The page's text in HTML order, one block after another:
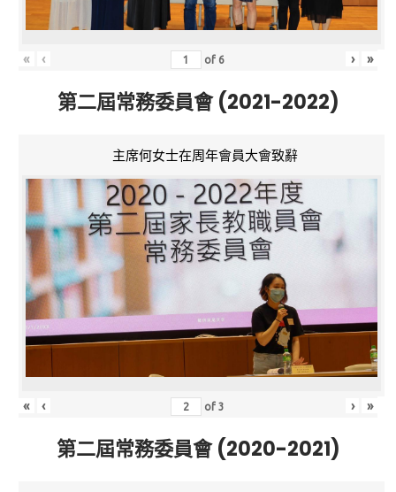
« ‹ of 6 › »
第二屆常務委員會 (2021-2022)
主席何女士在周年會員大會致辭
« ‹ of3 › »
第二屆常務委員會 (2020-2021)